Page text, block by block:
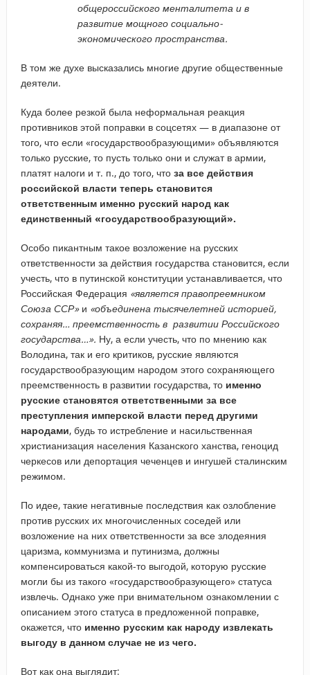
общероссийского менталитета и в
развитие мощного социально-
экономического пространства.
В том же духе высказались многие другие общественные
деятели.
Куда более резкой была неформальная реакция
противников этой поправки в соцсетях — в диапазоне от
того, что если «государствообразующими» объявляются
только русские, то пусть только они и служат в армии,
платят налоги и т. п., до того, что за все действия
российской власти теперь становится
ответственным именно русский народ как
единственный «государствообразующий».
Особо пикантным такое возложение на русских
ответственности за действия государства становится, если
учесть, что в путинской конституции устанавливается, что
Российская Федерация «является правопреемником
Союза ССР»и «объединена тысячелетней историей,
сохраняя… преемственность в развитии Российского
государства…». Ну, а если учесть, что по мнению как
Володина, так и его критиков, русские являются
государствообразующим народом этого сохраняющего
преемственность в развитии государства, то именно
русские становятся ответственными за все
преступления имперской власти перед другими
народами, будь то истребление и насильственная
христианизация населения Казанского ханства, геноцид
черкесов или депортация чеченцев и ингушей сталинским
режимом.
По идее, такие негативные последствия как озлобление
против русских их многочисленных соседей или
возложение на них ответственности за все злодеяния
царизма, коммунизма и путинизма, должны
компенсироваться какой-то выгодой, которую русские
могли бы из такого «государствообразующего» статуса
извлечь. Однако уже при внимательном ознакомлении с
описанием этого статуса в предложенной поправке,
окажется, что именно русским как народу извлекать
выгоду в данном случае не из чего.
Вот как она выглядит: